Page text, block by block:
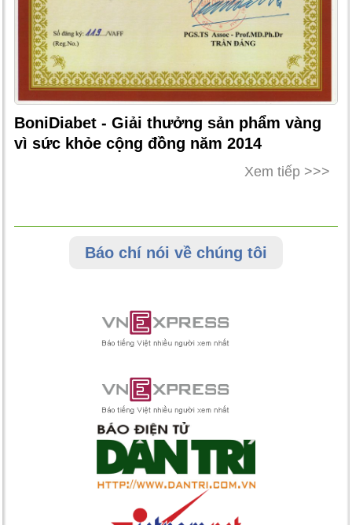
BoniDiabet - Giải thưởng sản phẩm vàng
vì sức khỏe cộng đồng năm 2014
Xem tiếp >>>
Báo chí nói về chúng tôi